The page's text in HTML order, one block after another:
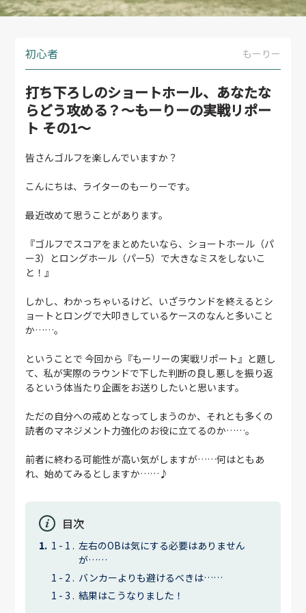
初心者 もーりー
打ち下ろしのショートホール、あなたな
らどう攻める？～もーりーの実戦リポー
ト その1～
皆さんゴルフを楽しんでいますか？
こんにちは、ライターのもーりーです。
最近改めて思うことがあります。
『ゴルフでスコアをまとめたいなら、ショートホール（パ
ー3）とロングホール（パー5）で大きなミスをしないこ
と！』
しかし、わかっちゃいるけど、いざラウンドを終えるとシ
ョートとロングで大叩きしているケースのなんと多いこと
か……。
ということで 今回から『もーリーの実戦リポート』と題し
て、私が実際のラウンドで下した判断の良し悪しを振り返
るという体当たり企画をお送りしたいと思います。
ただの自分への戒めとなってしまうのか、それとも多くの
読者のマネジメント力強化のお役に立てるのか……。
前者に終わる可能性が高い気がしますが……何はともあ
れ、始めてみるとしますか……♪
目次
左右のOBは気にする必要はありません
が……
バンカーよりも避けるべきは……
結果はこうなりました！